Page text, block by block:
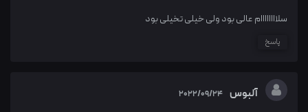
سلاااااااام عالی بود ولی خیلی تخیلی بود
پاسخ
آلبوس 2022/09/24